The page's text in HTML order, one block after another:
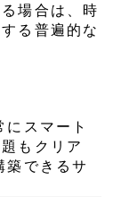
場合は、時
る普遍的な
スマート
もクリア
築できるサ